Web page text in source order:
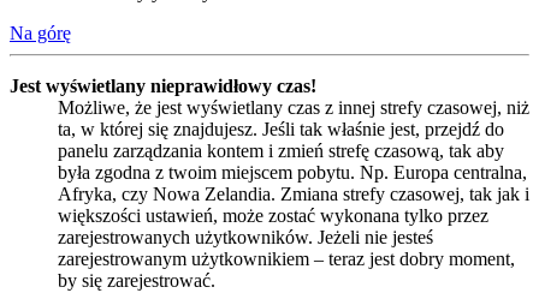
Na górę
Jest wyświetlany nieprawidłowy czas!
Możliwe, że jest wyświetlany czas z innej strefy czasowej, niż
ta, w której się znajdujesz. Jeśli tak właśnie jest, przejdź do
panelu zarządzania kontem i zmień strefę czasową, tak aby
była zgodna z twoim miejscem pobytu. Np. Europa centralna,
Afryka, czy Nowa Zelandia. Zmiana strefy czasowej, tak jak i
większości ustawień, może zostać wykonana tylko przez
zarejestrowanych użytkowników. Jeżeli nie jesteś
zarejestrowanym użytkownikiem – teraz jest dobry moment,
by się zarejestrować.